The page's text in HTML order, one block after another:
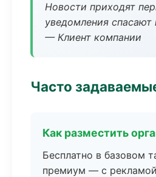
Новости приходят
уведомления спасают
— Клиент компании
Часто
Как разместить
Бесплатно в базовом
премиум — с